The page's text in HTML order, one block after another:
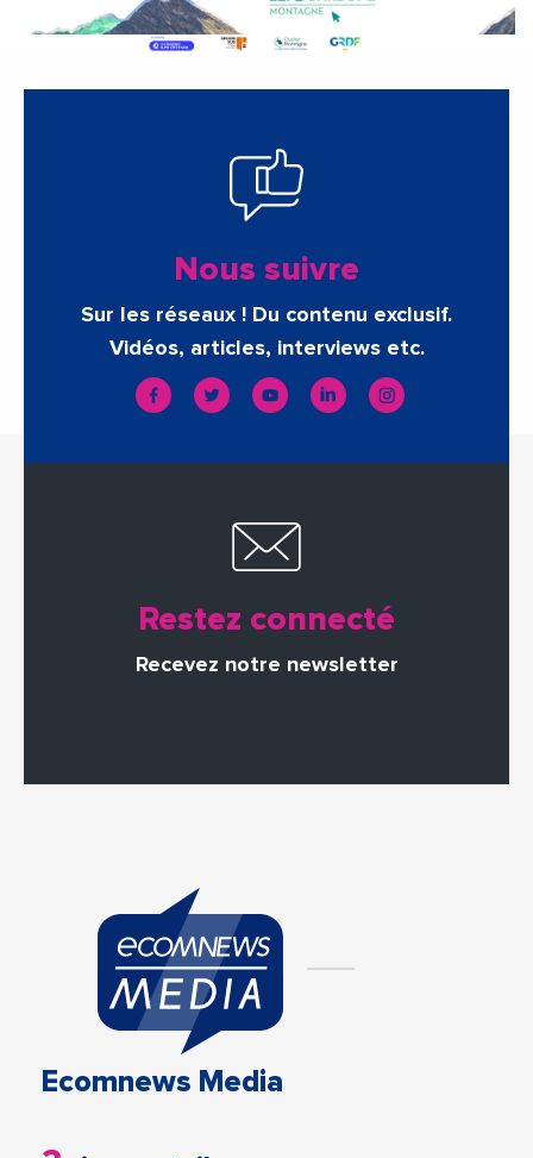
Nous suivre
Sur les réseaux ! Du contenu exclusif.
Vidéos, articles, interviews etc.
Restez connecté
Recevez notre newsletter
Ecomnews Media